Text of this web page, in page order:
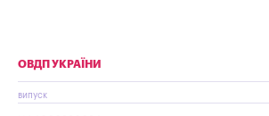
ОВДП УКРАЇНИ
випуск